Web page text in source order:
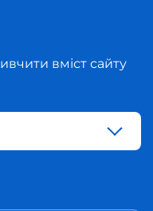
вміст сайту